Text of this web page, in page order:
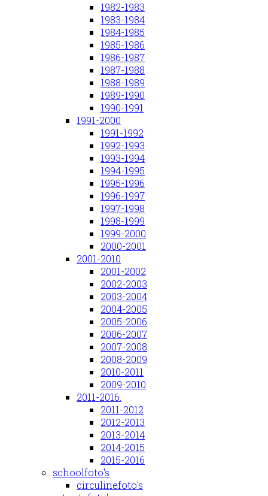
1982-1983
1983-1984
1984-1985
1985-1986
1986-1987
1987-1988
1988-1989
1989-1990
1990-1991
1991-2000
1991-1992
1992-1993
1993-1994
1994-1995
1995-1996
1996-1997
1997-1998
1998-1999
1999-2000
2000-2001
2001-2010
2001-2002
2002-2003
2003-2004
2004-2005
2005-2006
2006-2007
2007-2008
2008-2009
2010-2011
2009-2010
2011-2016.
2011-2012
2012-2013
2013-2014
2014-2015
2015-2016
schoolfoto's
circulinefoto's